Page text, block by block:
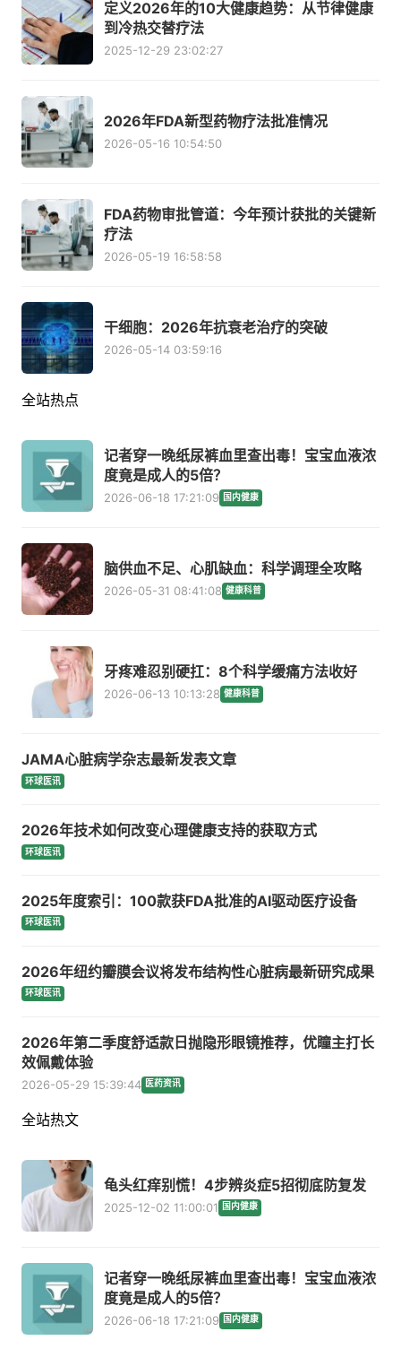
定义2026年的10大健康趋势：从节律健康
到冷热交替疗法
2025-12-29 23:02:27
2026年FDA新型药物疗法批准情况
2026-05-16 10:54:50
FDA药物审批管道：今年预计获批的关键新
疗法
2026-05-19 16:58:58
干细胞：2026年抗衰老治疗的突破
2026-05-14 03:59:16
全站热点
记者穿一晚纸尿裤血里查出毒！宝宝血液浓
度竟是成人的5倍？
2026-06-18 17:21:09 国内健康
脑供血不足、心肌缺血：科学调理全攻略
2026-05-31 08:41:08 健康科普
牙疼难忍别硬扛：8个科学缓痛方法收好
2026-06-13 10:13:28 健康科普
JAMA心脏病学杂志最新发表文章
环球医讯
2026年技术如何改变心理健康支持的获取方式
环球医讯
2025年度索引：100款获FDA批准的AI驱动医疗设备
环球医讯
2026年纽约瓣膜会议将发布结构性心脏病最新研究成果
环球医讯
2026年第二季度舒适款日抛隐形眼镜推荐，优瞳主打长
效佩戴体验
2026-05-29 15:39:44 医药资讯
全站热文
龟头红痒别慌！4步辨炎症5招彻底防复发
2025-12-02 11:00:01 国内健康
记者穿一晚纸尿裤血里查出毒！宝宝血液浓
度竟是成人的5倍？
2026-06-18 17:21:09 国内健康